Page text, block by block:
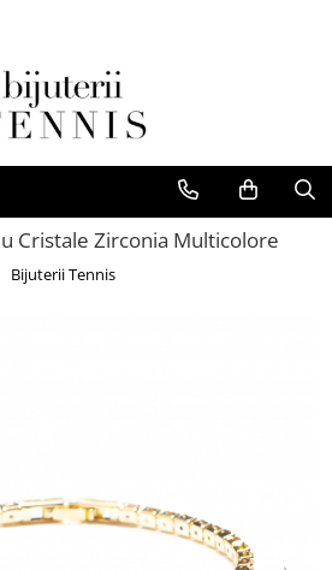
Cristale Zirconia Multicolore
Bijuterii Tennis